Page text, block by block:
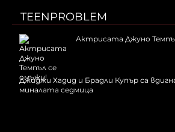
TEENPROBLEM
Актрисата Джуно
Джиджи Хадид и Брадли Купър са
миналата седмица